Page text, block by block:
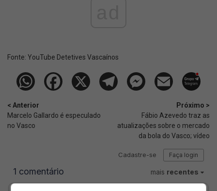
Fonte: YouTube Detetives Vascaínos
< Anterior
Marcelo Gallardo é especulado
no Vasco
Próximo >
Fábio Azevedo traz as
atualizações sobre o mercado
da bola do Vasco; vídeo